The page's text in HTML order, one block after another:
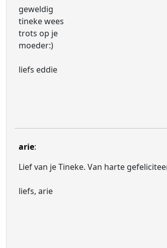
geweldig
tineke wees
trots op je
moeder:)
liefs eddie
arie:
Lief van je Tineke. Van harte
liefs, arie